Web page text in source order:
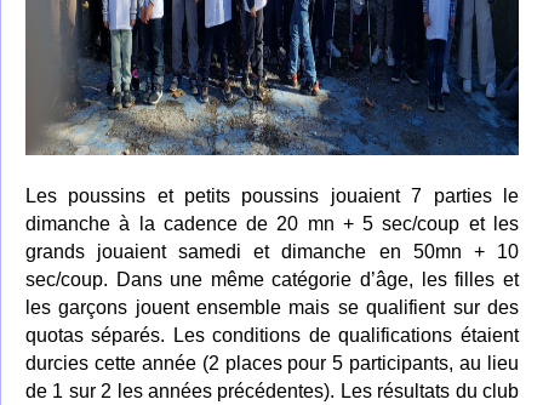
Les poussins et petits poussins jouaient 7 parties le
dimanche à la cadence de 20 mn + 5 sec/coup et les
grands jouaient samedi et dimanche en 50mn + 10
sec/coup. Dans une même catégorie d’âge, les filles et
les garçons jouent ensemble mais se qualifient sur des
quotas séparés. Les conditions de qualifications étaient
durcies cette année (2 places pour 5 participants, au lieu
de 1 sur 2 les années précédentes). Les résultats du club